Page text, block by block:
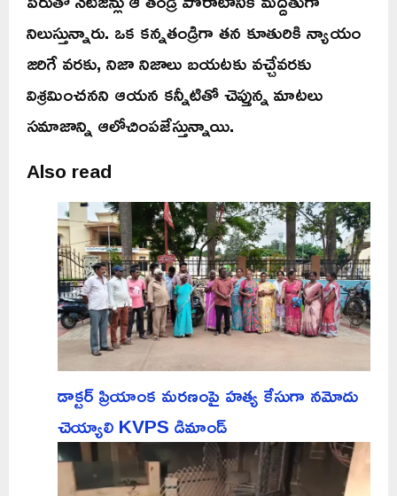
నిలుస్తున్నారు. ఒక కన్నతండ్రిగా తన కూతురికి న్యాయం
జరిగే వరకు, నిజా నిజాలు బయటకు వచ్చేవరకు
విశ్రమించనని ఆయన కన్నీటితో చెప్తున్న మాటలు
సమాజాన్ని ఆలోచింపజేస్తున్నాయి.
Also read
డాక్టర్ ప్రియాంక మరణంపై హత్య కేసుగా నమోదు
చెయ్యాలి KVPS డిమాండ్